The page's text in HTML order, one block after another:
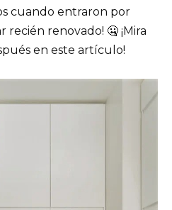
cuando entraron por
renovado! 🤐 ¡Mira
en este artículo!